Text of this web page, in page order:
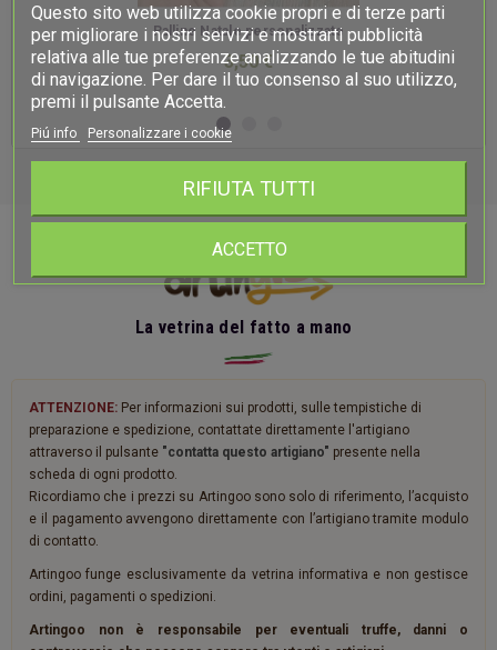
Palline Natale personalizzate
3,50 €
La vetrina del fatto a mano
ATTENZIONE: Per informazioni sui prodotti, sulle tempistiche di
preparazione e spedizione, contattate direttamente l'artigiano
attraverso il pulsante "contatta questo artigiano" presente nella
scheda di ogni prodotto.
Ricordiamo che i prezzi su Artingoo sono solo di riferimento, l’acquisto
e il pagamento avvengono direttamente con l’artigiano tramite modulo
di contatto.
Artingoo funge esclusivamente da vetrina informativa e non gestisce
ordini, pagamenti o spedizioni.
Artingoo non è responsabile per eventuali truffe, danni o
Questo sito web utilizza cookie propri e di terze parti
per migliorare i nostri servizi e mostrarti pubblicità
relativa alle tue preferenze analizzando le tue abitudini
di navigazione. Per dare il tuo consenso al suo utilizzo,
premi il pulsante Accetta.
Piú info Personalizzare i cookie
RIFIUTA TUTTI
ACCETTO